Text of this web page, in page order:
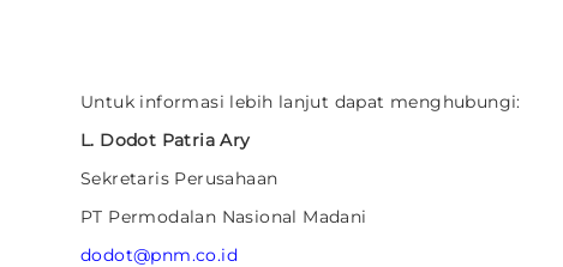
Untuk informasi lebih lanjut dapat menghubungi:
L. Dodot Patria Ary
Sekretaris Perusahaan
PT Permodalan Nasional Madani
dodot@pnm.co.id